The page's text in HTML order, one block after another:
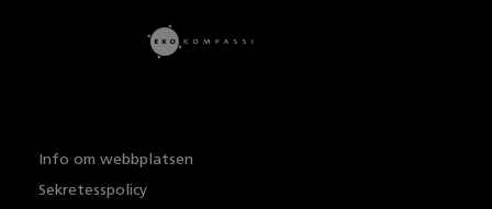
Info om webbplatsen
Sekretesspolicy